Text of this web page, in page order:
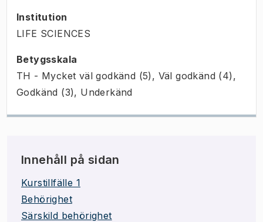
Institution
LIFE SCIENCES
Betygsskala
TH - Mycket väl godkänd (5), Väl godkänd (4),
Godkänd (3), Underkänd
Innehåll på sidan
Kurstillfälle 1
Behörighet
Särskild behörighet